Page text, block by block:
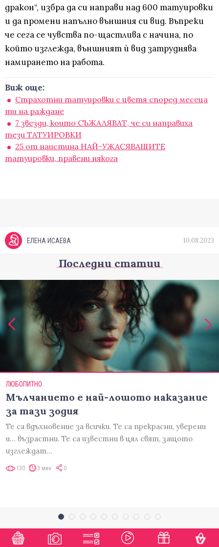
дракон“, избра да си направи над 600 татуировки
и да промени напълно външния си вид. Въпреки
че сега се чувства по-щастлива с начина, по
който изглежда, външният ѝ вид затруднява
намирането на работа.
Виж още:
Страхотни татуировки с цветя според месеца
ти на раждане
7 звезди, които СЪЖАЛЯВАТ, че си направиха
тези ТАТУИРОВКИ
25 от наистина НАЙ-УЖАСЯВАЩИТЕ
татуировки, правени някога
ЕЛЕНА ИСАЕВА 10.08.2023
Последни статии
ЛЮБОПИТНО
Мълчанието е най-лошото наказание
за тази зодия
Те са вдъхновение за всички. Те са прекрасни, уверени
и... възрастни. Те са известни в цял свят, защото
изглеждат…
130 3 мин 0